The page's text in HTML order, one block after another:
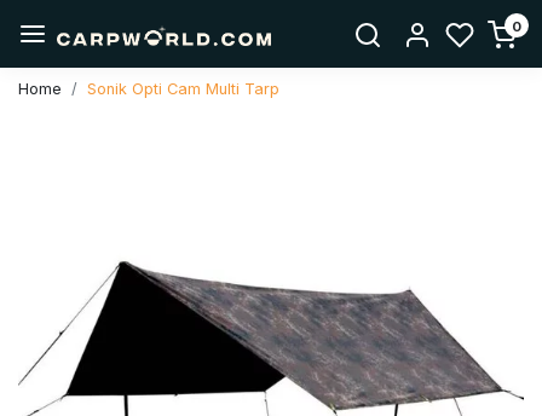
0
Home Sonik Opti Cam Multi Tarp